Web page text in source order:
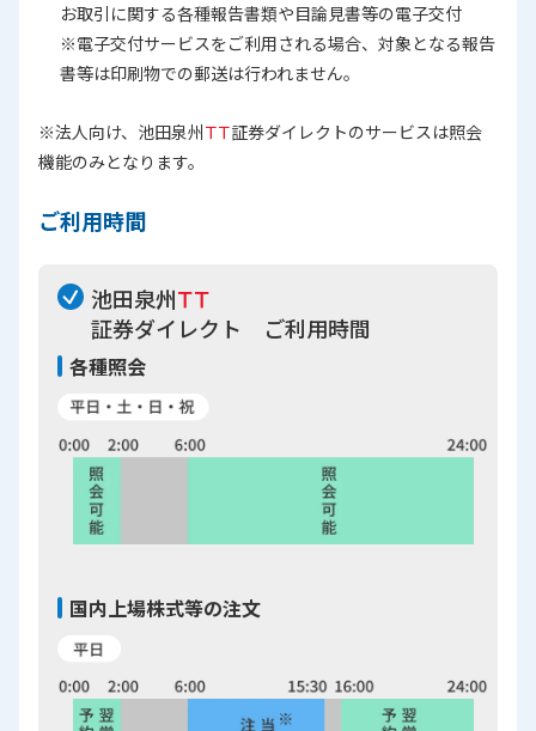
お取引に関する各種報告書類や目論見書等の電子交付
※電子交付サービスをご利用される場合、対象となる報告
書等は印刷物での郵送は行われません。
※法人向け、池田泉州ＴＴ証券ダイレクトのサービスは照会
機能のみとなります。
ご利用時間
池田泉州ＴＴ
証券ダイレクト ご利用時間
各種照会
国内上場株式等の注文